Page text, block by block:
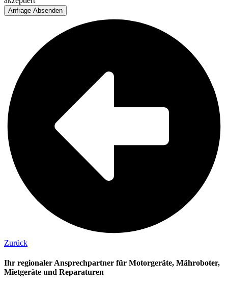
Anfrage Absenden
Zurück
Ihr regionaler Ansprechpartner für Motorgeräte, Mähroboter,
Mietgeräte und Reparaturen